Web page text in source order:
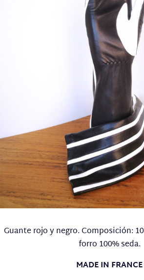
Guante rojo y negro. Composición:
forro 100% seda.
MADE IN FRANCE